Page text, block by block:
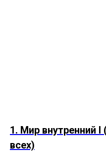
1. Мир внутренний
всех)